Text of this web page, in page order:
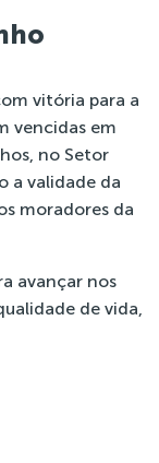
vitória para a
vencidas em
no Setor
a validade da
moradores da
avançar nos
de vida,